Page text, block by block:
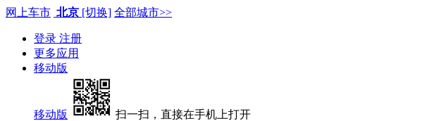
网上车市 北京 [切换] 全部城市>>
登录 注册
更多应用
移动版
移动版
扫一扫，直接在手机上打开